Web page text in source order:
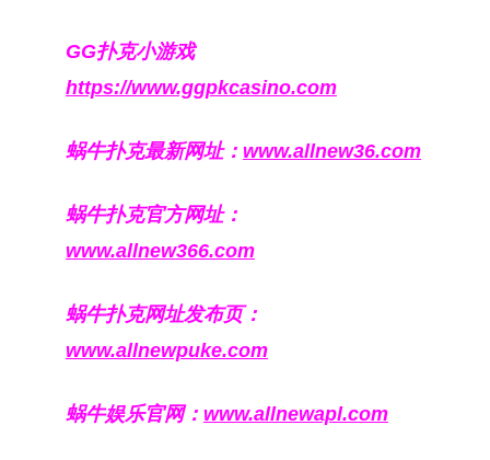
GG扑克小游戏
https://www.ggpkcasino.com
蜗牛扑克最新网址： www.allnew36.com
蜗牛扑克官方网址：
www.allnew366.com
蜗牛扑克网址发布页：
www.allnewpuke.com
蜗牛娱乐官网： www.allnewapl.com